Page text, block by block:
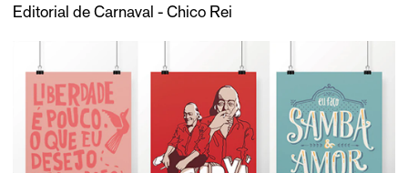
Editorial de Carnaval - Chico Rei